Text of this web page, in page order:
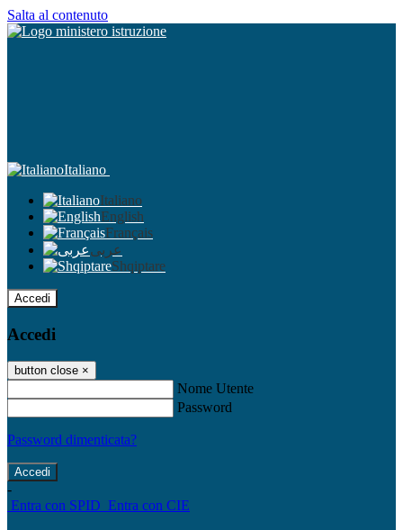
Salta al contenuto
Italiano
Italiano
English
Français
عربى
Shqiptare
Accedi
Accedi
button close ×
Nome Utente
Password
Password dimenticata?
-
Entra con SPID Entra con CIE